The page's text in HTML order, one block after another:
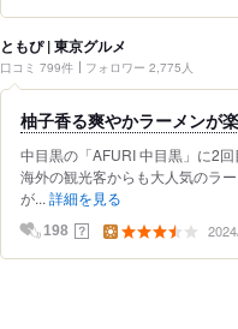
ともぴ | 東京グルメ
口コミ 799件 フォロワー 2,775人
柚子香る爽やかラーメンが
中目黒の「AFURI 中目黒」に2
海外の観光客からも大人気のラ
が... 詳細を見る
198 ？